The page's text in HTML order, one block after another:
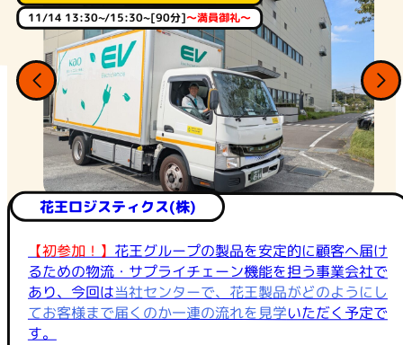
11/14 13:30~/15:30~[90分]～満員御礼～
花王ロジスティクス(株)
【初参加！】花王グループの製品を安定的に顧客へ届け
るための物流・サプライチェーン機能を担う事業会社で
あり、今回は当社センターで、花王製品がどのようにし
てお客様まで届くのか一連の流れを見学いただく予定で
す。